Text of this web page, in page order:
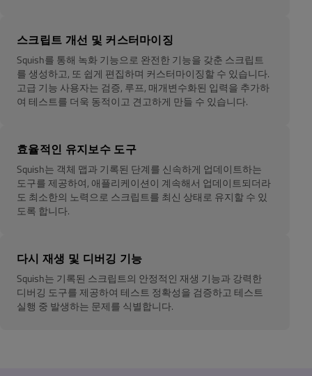
스크립트 개선 및 커스터마이징
Squish를 통해 녹화 기능으로 완전한 기능을 갖춘 스크립트
를 생성하고, 또 쉽게 편집하며 커스터마이징할 수 있습니다.
고급 기능 사용자는 검증, 루프, 매개변수화된 입력을 추가하
여 테스트를 더욱 동적이고 견고하게 만들 수 있습니다.
효율적인 유지보수 도구
Squish는 객체 맵과 기록된 단계를 신속하게 업데이트하는
도구를 제공하여, 애플리케이션이 계속해서 업데이트되더라
도 최소한의 노력으로 스크립트를 최신 상태로 유지할 수 있
도록 합니다.
다시 재생 및 디버깅 기능
Squish는 기록된 스크립트의 안정적인 재생 기능과 강력한
디버깅 도구를 제공하여 테스트 정확성을 검증하고 테스트
실행 중 발생하는 문제를 식별합니다.